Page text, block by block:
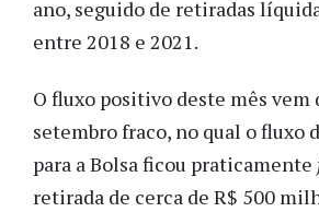
ano, seguido de retiradas
entre 2018 e 2021.
O fluxo positivo deste mês vem
setembro fraco, no qual o fluxo
para a Bolsa ficou praticamente
retirada de cerca de R$ 500